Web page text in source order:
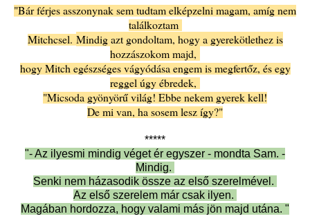
"Bár férjes asszonynak sem tudtam elképzelni magam, amíg nem
találkoztam
Mitchcsel. Mindig azt gondoltam, hogy a gyerekötlethez is
hozzászokom majd,
hogy Mitch egészséges vágyódása engem is megfertőz, és egy
reggel úgy ébredek,
"Micsoda gyönyörű világ! Ebbe nekem gyerek kell!
De mi van, ha sosem lesz így?"
*****
"- Az ilyesmi mindig véget ér egyszer - mondta Sam. -
Mindig.
Senki nem házasodik össze az első szerelmével.
Az első szerelem már csak ilyen.
Magában hordozza, hogy valami más jön majd utána. "